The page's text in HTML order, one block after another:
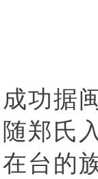
功据
郑氏
台的